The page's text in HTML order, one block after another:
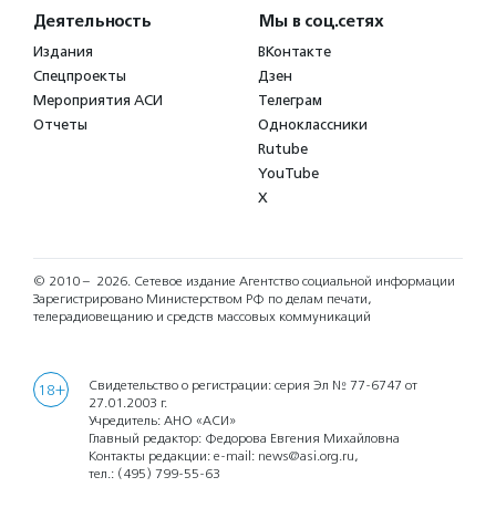
Деятельность
Издания
Спецпроекты
Мероприятия АСИ
Отчеты
Мы в соц.сетях
ВКонтакте
Дзен
Телеграм
Одноклассники
Rutube
YouTube
X
© 2010 – 2026. Сетевое издание Агентство социальной информации
Зарегистрировано Министерством РФ по делам печати,
телерадиовещанию и средств массовых коммуникаций
18+
Свидетельство о регистрации: серия Эл № 77-6747 от
27.01.2003 г.
Учредитель: АНО «АСИ»
Главный редактор: Федорова Евгения Михайловна
Контакты редакции: e-mail: news@asi.org.ru,
тел.: (495) 799-55-63